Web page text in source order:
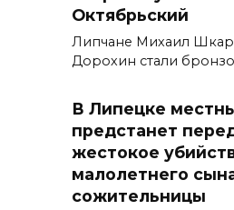
Октябрьский
Липчане Михаил
Дорохин стали
В Липецке
предстанет
жестокое
малолетнего
сожительницы